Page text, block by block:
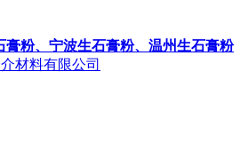
膏粉、宁波生石膏粉、温州生石膏粉
材料有限公司